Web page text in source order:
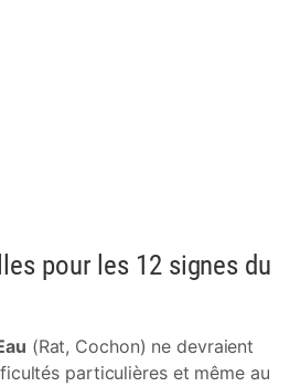
pour les 12 signes du
(Rat, Cochon) ne devraient
particulières et même au